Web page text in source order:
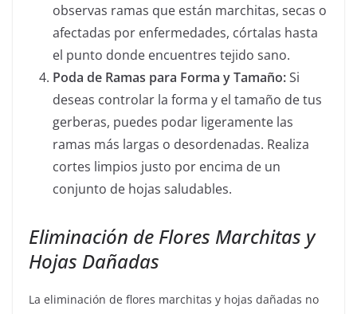
observas ramas que están marchitas, secas o
afectadas por enfermedades, córtalas hasta
el punto donde encuentres tejido sano.
Poda de Ramas para Forma y Tamaño:Si
deseas controlar la forma y el tamaño de tus
gerberas, puedes podar ligeramente las
ramas más largas o desordenadas. Realiza
cortes limpios justo por encima de un
conjunto de hojas saludables.
Eliminación de Flores Marchitas y
Hojas Dañadas
La eliminación de flores marchitas y hojas dañadas no